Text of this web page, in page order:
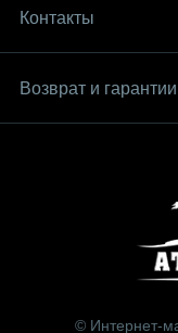
Контакты
Возврат и гарантии
© Интернет-